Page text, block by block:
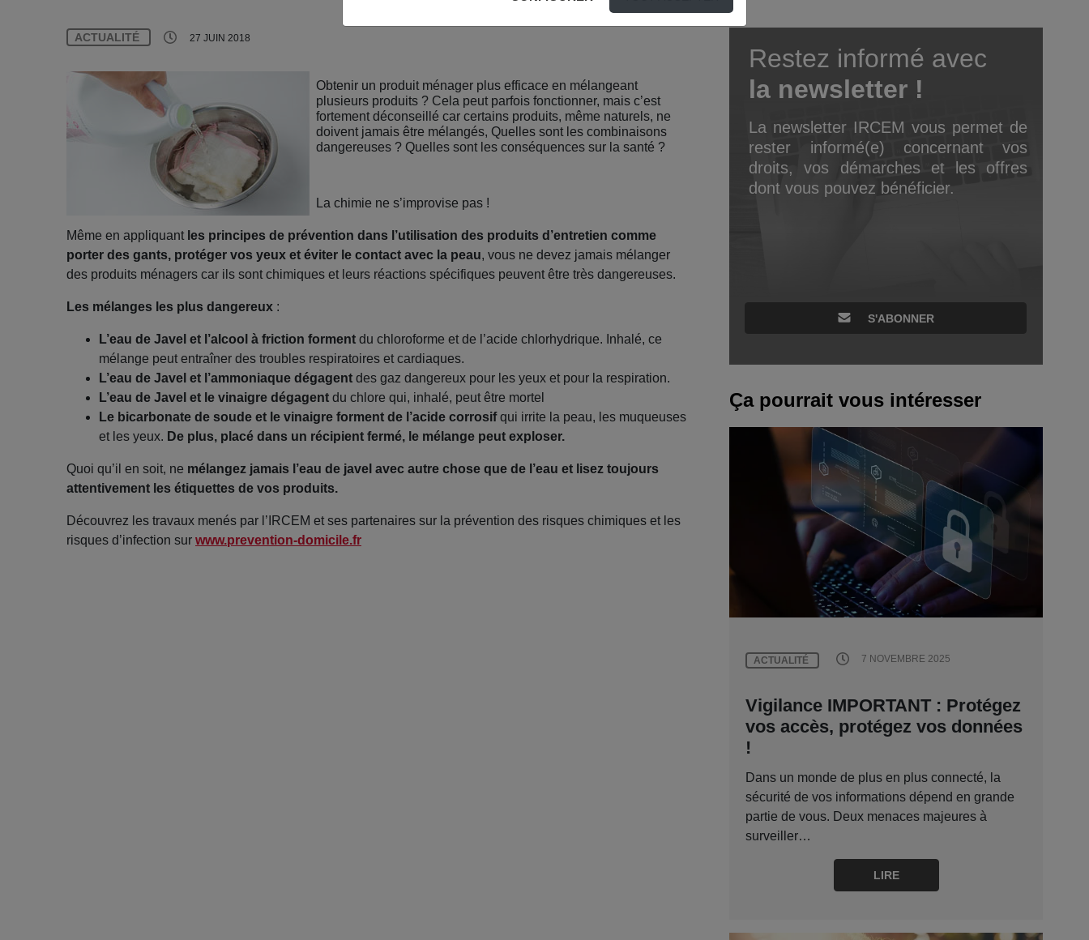
ACTUALITÉ 27 JUIN 2018
Obtenir un produit ménager plus efficace en mélangeant
plusieurs produits ? Cela peut parfois fonctionner, mais c’est
fortement déconseillé car certains produits, même naturels, ne
doivent jamais être mélangés, Quelles sont les combinaisons
dangereuses ? Quelles sont les conséquences sur la santé ?
La chimie ne s’improvise pas !
Même en appliquant les principes de prévention dans l’utilisation des produits d’entretien comme
porter des gants, protéger vos yeux et éviter le contact avec la peau, vous ne devez jamais mélanger
des produits ménagers car ils sont chimiques et leurs réactions spécifiques peuvent être très dangereuses.
Les mélanges les plus dangereux :
L’eau de Javel et l’alcool à friction forment du chloroforme et de l’acide chlorhydrique. Inhalé, ce
mélange peut entraîner des troubles respiratoires et cardiaques.
L’eau de Javel et l’ammoniaque dégagent des gaz dangereux pour les yeux et pour la respiration.
L’eau de Javel et le vinaigre dégagent du chlore qui, inhalé, peut être mortel
Le bicarbonate de soude et le vinaigre forment de l’acide corrosifqui irrite la peau, les muqueuses
et les yeux. De plus, placé dans un récipient fermé, le mélange peut exploser.
Quoi qu’il en soit, ne mélangez jamais l’eau de javel avec autre chose que de l’eau et lisez toujours
attentivement les étiquettes de vos produits.
Découvrez les travaux menés par l’IRCEM et ses partenaires sur la prévention des risques chimiques et les
risques d’infection sur www.prevention-domicile.fr
Restez informé avec
la newsletter !
La newsletter IRCEM vous permet de
rester informé(e) concernant vos
droits, vos démarches et les offres
dont vous pouvez bénéficier.
S'ABONNER
Ça pourrait vous intéresser
ACTUALITÉ 7 NOVEMBRE 2025
Vigilance IMPORTANT : Protégez
vos accès, protégez vos données
!
Dans un monde de plus en plus connecté, la
sécurité de vos informations dépend en grande
partie de vous. Deux menaces majeures à
surveiller…
LIRE